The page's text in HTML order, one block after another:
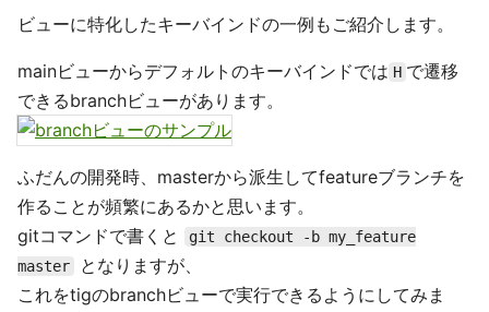
ビューに特化したキーバインドの一例もご紹介します。
mainビューからデフォルトのキーバインドでは H で遷移
できるbranchビューがあります。
ふだんの開発時、masterから派生してfeatureブランチを
作ることが頻繁にあるかと思います。
gitコマンドで書くと
git checkout -b my_feature
master
となりますが、
これをtigのbranchビューで実行できるようにしてみま